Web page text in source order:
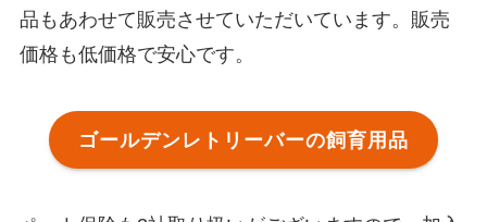
品もあわせて販売させていただいています。販売
価格も低価格で安心です。
ゴールデンレトリーバーの飼育用品